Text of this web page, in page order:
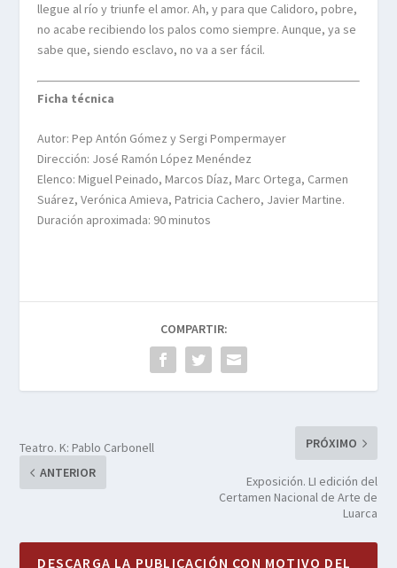
llegue al río y triunfe el amor. Ah, y para que Calidoro, pobre,
no acabe recibiendo los palos como siempre. Aunque, ya se
sabe que, siendo esclavo, no va a ser fácil.
Ficha técnica
Autor: Pep Antón Gómez y Sergi Pompermayer
Dirección: José Ramón López Menéndez
Elenco: Miguel Peinado, Marcos Díaz, Marc Ortega, Carmen
Suárez, Verónica Amieva, Patricia Cachero, Javier Martine.
Duración aproximada: 90 minutos
COMPARTIR:
Teatro. K: Pablo Carbonell
ANTERIOR
PRÓXIMO
Exposición. LI edición del
Certamen Nacional de Arte de
Luarca
DESCARGA LA PUBLICACIÓN CON MOTIVO DEL